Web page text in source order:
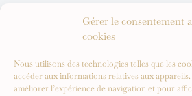
Gérer le consentement
cookies
Nous utilisons des technologies telles que les
accéder aux informations relatives aux
améliorer l’expérience de navigation et pour